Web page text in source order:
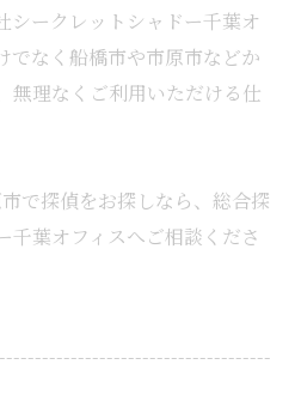
シークレットシャドー千葉オ
でなく船橋市や市原市などか
無理なくご利用いただける仕
で探偵をお探しなら、総合探
千葉オフィスへご相談くださ